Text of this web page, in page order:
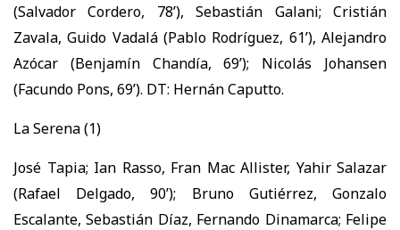
(Salvador Cordero, 78’), Sebastián Galani; Cristián
Zavala, Guido Vadalá (Pablo Rodríguez, 61’), Alejandro
Azócar (Benjamín Chandía, 69’); Nicolás Johansen
(Facundo Pons, 69’). DT: Hernán Caputto.
La Serena (1)
José Tapia; Ian Rasso, Fran Mac Allister, Yahir Salazar
(Rafael Delgado, 90’); Bruno Gutiérrez, Gonzalo
Escalante, Sebastián Díaz, Fernando Dinamarca; Felipe